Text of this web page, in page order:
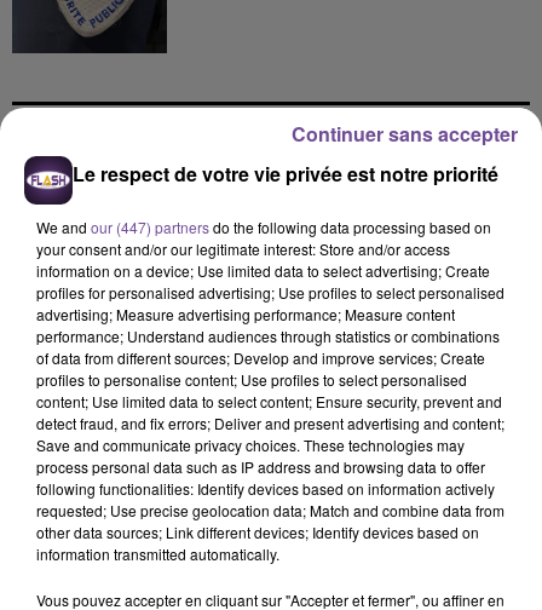
DERNIERS TITRES
9h40
9h40
TAYLOR SWIFT
Elizabeth Taylor
9h36
9h36
JULIEN LIEB
Autrement
9h34
9h34
ALEX WARREN
Fever Dream
9h26
9h26 9h22
9h22 9h18
9h18
Le respect de votre vie privée est notre priorité
We and our (447) partnersdo the following data processing based on
your consent and/or our legitimate interest: Store and/or access
information on a device; Use limited data to select advertising; Create
profiles for personalised advertising; Use profiles to select personalised
advertising; Measure advertising performance; Measure content
performance; Understand audiences through statistics or combinations
of data from different sources; Develop and improve services; Create
profiles to personalise content; Use profiles to select personalised
content; Use limited data to select content; Ensure security, prevent and
detect fraud, and fix errors; Deliver and present advertising and content;
Save and communicate privacy choices. These technologies may
process personal data such as IP address and browsing data to offer
following functionalities: Identify devices based on information actively
requested; Use precise geolocation data; Match and combine data from
other data sources; Link different devices; Identify devices based on
information transmitted automatically.
Vous pouvez accepter en cliquant sur "Accepter et fermer", ou affiner en
Continuer sans accepter